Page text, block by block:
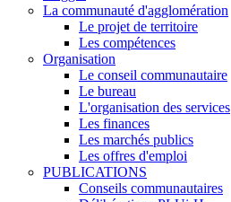
La communauté d'agglomération
Le projet de territoire
Les compétences
Organisation
Le conseil communautaire
Le bureau
L'organisation des services
Les finances
Les marchés publics
Les offres d'emploi
PUBLICATIONS
Conseils communautaires